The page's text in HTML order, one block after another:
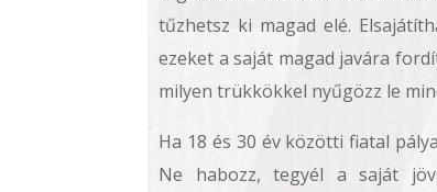
tűzhetsz ki magad elé.
ezeket a saját magad javára
milyen trükkökkel nyűgözz le
Ha 18 és 30 év közötti fiatal
Ne habozz, tegyél a saját